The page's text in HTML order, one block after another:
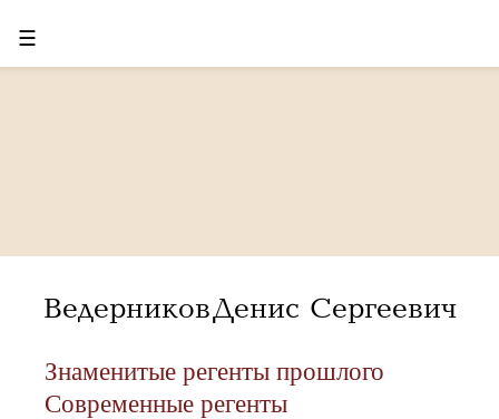
☰
Ведерников Денис Сергеевич
Знаменитые регенты прошлого
Современные регенты